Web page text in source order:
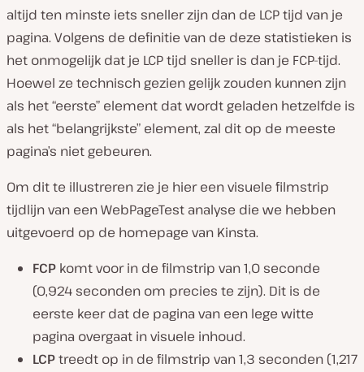
altijd ten minste iets sneller zijn dan de LCP tijd van je
pagina. Volgens de definitie van de deze statistieken is
het onmogelijk dat je LCP tijd sneller is dan je FCP-tijd.
Hoewel ze technisch gezien gelijk zouden kunnen zijn
als het “eerste” element dat wordt geladen hetzelfde is
als het “belangrijkste” element, zal dit op de meeste
pagina’s niet gebeuren.
Om dit te illustreren zie je hier een visuele filmstrip
tijdlijn van een WebPageTest analyse die we hebben
uitgevoerd op de homepage van Kinsta.
FCP komt voor in de filmstrip van 1,0 seconde
(0,924 seconden om precies te zijn). Dit is de
eerste keer dat de pagina van een lege witte
pagina overgaat in visuele inhoud.
LCPtreedt op in de filmstrip van 1,3 seconden (1,217